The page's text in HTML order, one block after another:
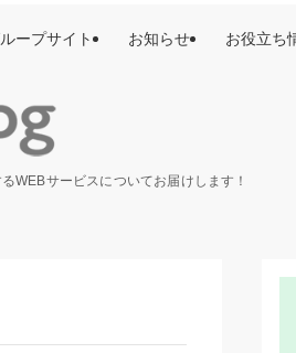
WEBサービスについてお届けします！
ープサイト お知らせ お役立ち